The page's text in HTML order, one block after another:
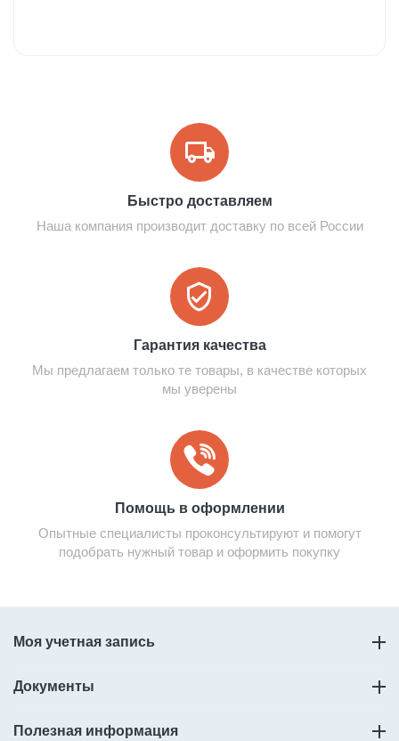
Быстро доставляем
Наша компания производит доставку по всей России
Гарантия качества
Мы предлагаем только те товары, в качестве которых
мы уверены
Помощь в оформлении
Опытные специалисты проконсультируют и помогут
подобрать нужный товар и оформить покупку
Моя учетная запись
Документы
Полезная информация